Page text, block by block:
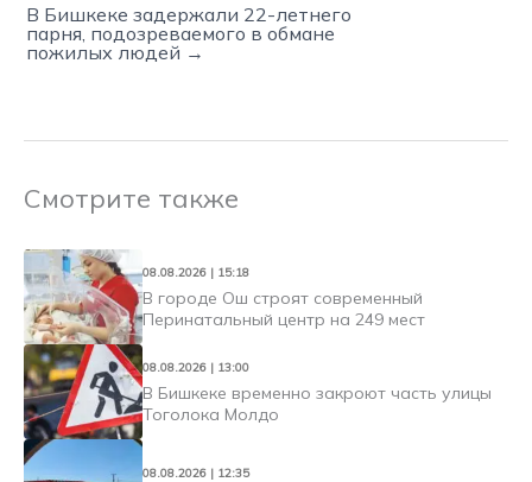
В Бишкеке задержали 22-летнего
парня, подозреваемого в обмане
пожилых людей →
Смотрите также
08.08.2026 | 15:18
В городе Ош строят современный
Перинатальный центр на 249 мест
08.08.2026 | 13:00
В Бишкеке временно закроют часть улицы
Тоголока Молдо
08.08.2026 | 12:35